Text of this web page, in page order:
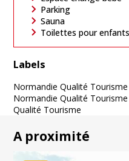
Parking
Sauna
Toilettes pour enfants
Labels
Normandie Qualité Tourisme
Normandie Qualité
Qualité Tourisme
A proximité